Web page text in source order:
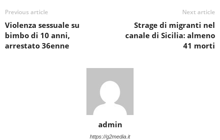
Previous article
Violenza sessuale su
bimbo di 10 anni,
arrestato 36enne
Next article
Strage di migranti nel
canale di Sicilia: almeno
41 morti
admin
https://g2media.it